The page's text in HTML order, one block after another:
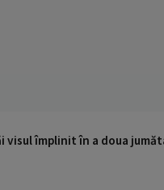
visul împlinit în a doua